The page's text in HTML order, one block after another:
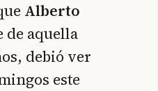
Alberto
de aquella
debió ver
este